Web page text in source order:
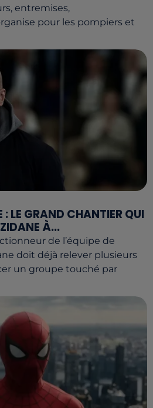
entremises,
pour les pompiers et
: LE GRAND CHANTIER QUI
À...
de l’équipe de
doit déjà relever plusieurs
un groupe touché par